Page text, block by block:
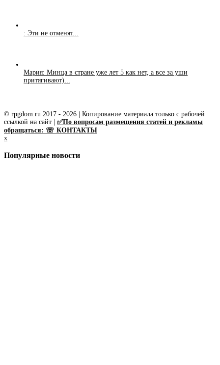
: Эти не отменят...
Мария: Минца в стране уже лет 5 как нет, а все за уши
притягивают)...
© rpgdom.ru 2017 - 2026 | Копирование материала только с рабочей
ссылкой на сайт | ✅По вопросам размещения статей и рекламы
обращаться: ☏ КОНТАКТЫ
x
Популярные новости